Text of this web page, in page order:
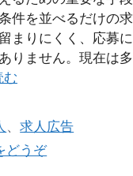
件を並べるだけの求
まりにくく、応募
りません。現在は
む
、求人広告
どうぞ